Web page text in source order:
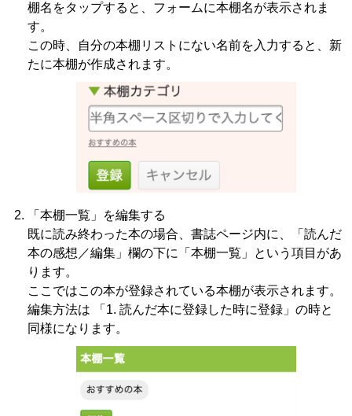
棚名をタップすると、フォームに本棚名が表示されま
す。
この時、自分の本棚リストにない名前を入力すると、新
たに本棚が作成されます。
「本棚一覧」を編集する
既に読み終わった本の場合、書誌ページ内に、「読んだ
本の感想／編集」欄の下に「本棚一覧」という項目があ
ります。
ここではこの本が登録されている本棚が表示されます。
編集方法は 「1. 読んだ本に登録した時に登録」の時と
同様になります。